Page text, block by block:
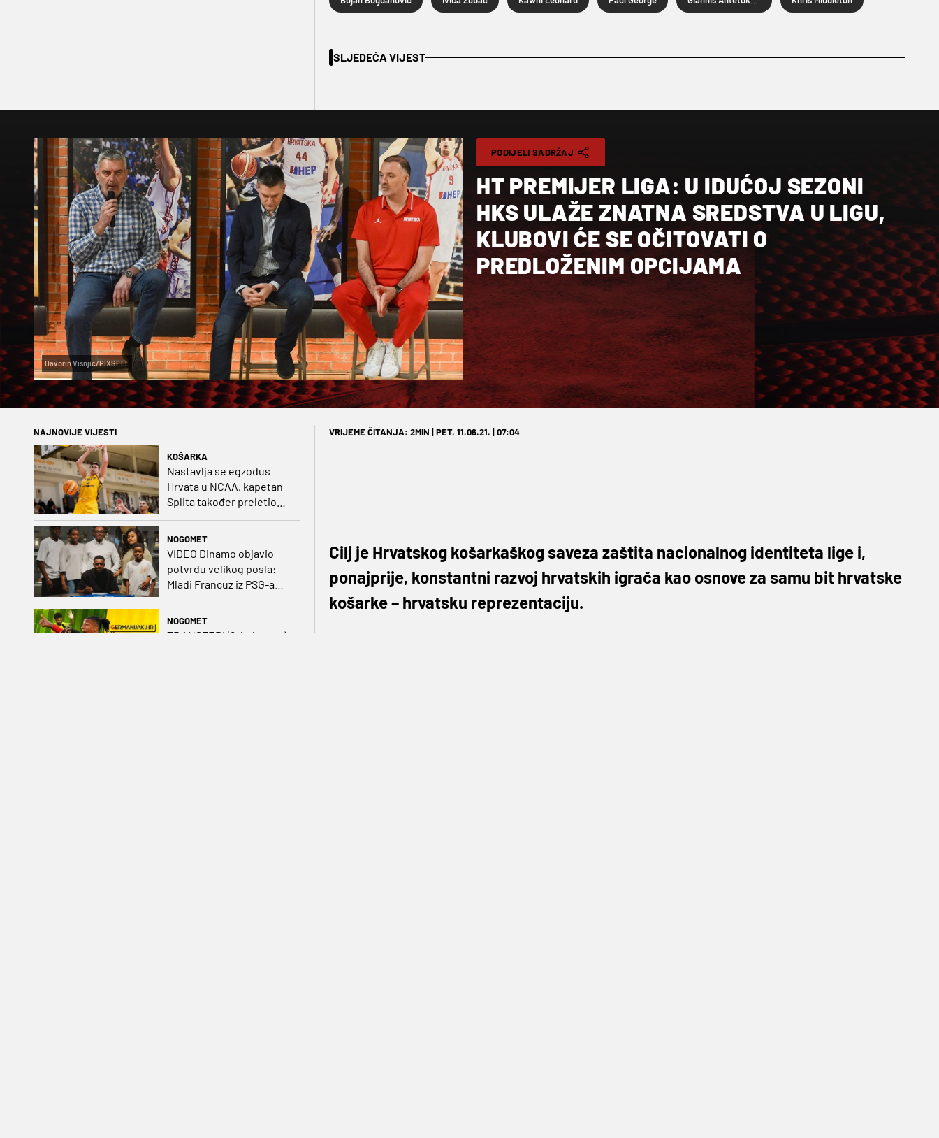
SLJEDEĆA VIJEST
Davorin Visnjic/PIXSELL
PODIJELI SADRŽAJ
HT PREMIJER LIGA: U IDUĆOJ SEZONI
HKS ULAŽE ZNATNA SREDSTVA U LIGU,
KLUBOVI ĆE SE OČITOVATI O
PREDLOŽENIM OPCIJAMA
NAJNOVIJE VIJESTI
KOŠARKA
Nastavlja se egzodus
Hrvata u NCAA, kapetan
Splita također preletio
Atlantik
NOGOMET
VIDEO Dinamo objavio
potvrdu velikog posla:
Mladi Francuz iz PSG-a
NOGOMET
TRANSFERI (8. kolovoza):
VRIJEME ČITANJA: 2MIN | PET. 11.06.21. | 07:04
Cilj je Hrvatskog košarkaškog saveza zaštita nacionalnog identiteta lige i,
ponajprije, konstantni razvoj hrvatskih igrača kao osnove za samu bit hrvatske
košarke – hrvatsku reprezentaciju.